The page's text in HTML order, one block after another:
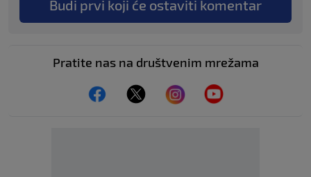
Budi prvi koji će ostaviti komentar
Pratite nas na društvenim mrežama